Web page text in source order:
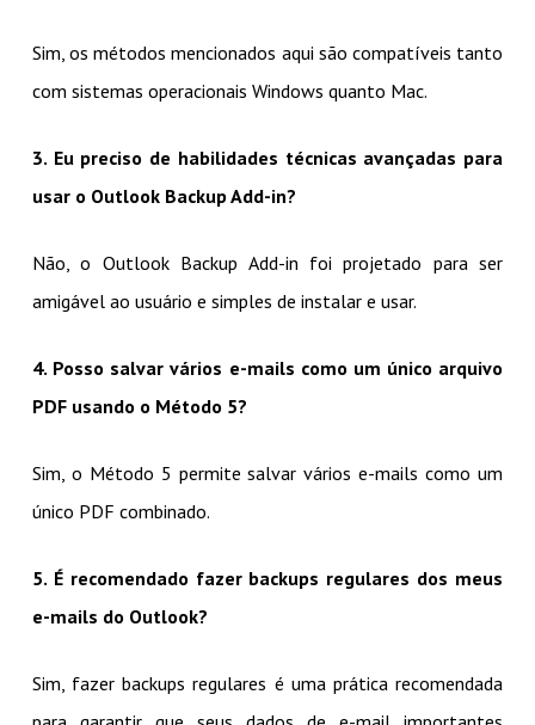
Sim, os métodos mencionados aqui são compatíveis tanto
com sistemas operacionais Windows quanto Mac.
3. Eu preciso de habilidades técnicas avançadas para
usar o Outlook Backup Add-in?
Não, o Outlook Backup Add-in foi projetado para ser
amigável ao usuário e simples de instalar e usar.
4. Posso salvar vários e-mails como um único arquivo
PDF usando o Método 5?
Sim, o Método 5 permite salvar vários e-mails como um
único PDF combinado.
5. É recomendado fazer backups regulares dos meus
e-mails do Outlook?
Sim, fazer backups regulares é uma prática recomendada